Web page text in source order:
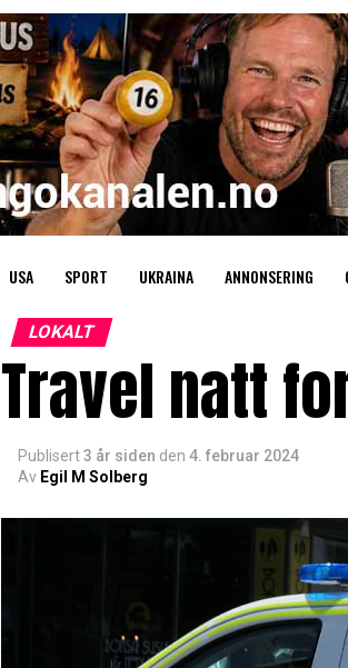
USA SPORT UKRAINA ANNONSERING
LOKALT
Travel natt
Publisert3 år siden den 4. februar 2024
Av Egil M Solberg